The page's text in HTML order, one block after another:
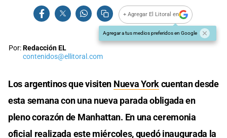
+ Agregar El Litoral en
Agregar a tus medios preferidos en Google
Por:Redacción EL
contenidos@ellitoral.com
Los argentinos que visiten Nueva Yorkcuentan desde
esta semana con una nueva parada obligada en
pleno corazón de Manhattan. En una ceremonia
oficial realizada este miércoles, quedó inaugurada la